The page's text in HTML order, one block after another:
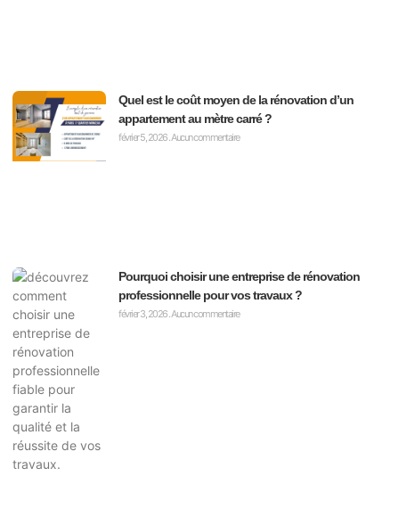
Quel est le coût moyen de la rénovation d’un
appartement au mètre carré ?
février 5, 2026Aucun commentaire
Pourquoi choisir une entreprise de rénovation
professionnelle pour vos travaux ?
février 3, 2026Aucun commentaire